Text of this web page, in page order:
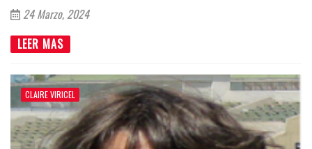
24 Marzo, 2024
LEER MAS
CLAIRE VIRICEL